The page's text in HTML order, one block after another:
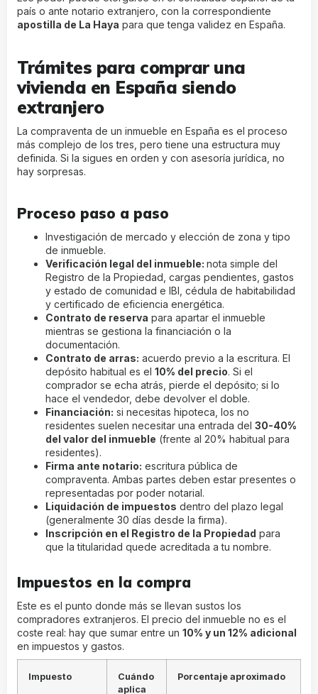
país o ante notario extranjero, con la correspondiente
apostilla de La Haya para que tenga validez en España.
Trámites para comprar una
vivienda en España siendo
extranjero
La compraventa de un inmueble en España es el proceso
más complejo de los tres, pero tiene una estructura muy
definida. Si la sigues en orden y con asesoría jurídica, no
hay sorpresas.
Proceso paso a paso
Investigación de mercado y elección de zona y tipo
de inmueble.
Verificación legal del inmueble: nota simple del
Registro de la Propiedad, cargas pendientes, gastos
y estado de comunidad e IBI, cédula de habitabilidad
y certificado de eficiencia energética.
Contrato de reserva para apartar el inmueble
mientras se gestiona la financiación o la
documentación.
Contrato de arras: acuerdo previo a la escritura. El
depósito habitual es el 10% del precio. Si el
comprador se echa atrás, pierde el depósito; si lo
hace el vendedor, debe devolver el doble.
Financiación: si necesitas hipoteca, los no
residentes suelen necesitar una entrada del 30-40%
del valor del inmueble (frente al 20% habitual para
residentes).
Firma ante notario: escritura pública de
compraventa. Ambas partes deben estar presentes o
representadas por poder notarial.
Liquidación de impuestos dentro del plazo legal
(generalmente 30 días desde la firma).
Inscripción en el Registro de la Propiedad para
que la titularidad quede acreditada a tu nombre.
Impuestos en la compra
Este es el punto donde más se llevan sustos los
compradores extranjeros. El precio del inmueble no es el
coste real: hay que sumar entre un 10% y un 12% adicional
en impuestos y gastos.
Impuesto
Cuándo
aplica
Porcentaje aproximado